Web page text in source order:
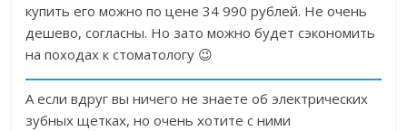
купить его можно по цене 34 990 рублей. Не очень
дешево, согласны. Но зато можно будет сэкономить
на походах к стоматологу 😉
А если вдруг вы ничего не знаете об электрических
зубных щетках, но очень хотите с ними